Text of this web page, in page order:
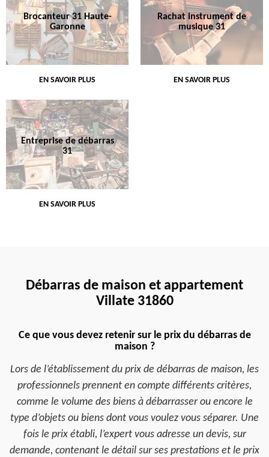
Brocanteur 31 Haute-
Garonne
EN SAVOIR PLUS
Rachat instrument de
musique 31
EN SAVOIR PLUS
Entreprise de débarras
31
EN SAVOIR PLUS
Débarras de maison et appartement
Villate 31860
Ce que vous devez retenir sur le prix du débarras de
maison ?
Lors de l’établissement du prix de débarras de maison, les
professionnels prennent en compte différents critères,
comme le volume des biens à débarrasser ou encore le
type d’objets ou biens dont vous voulez vous séparer. Une
fois le prix établi, l’expert vous adresse un devis, sur
demande, contenant le détail sur ses prestations et le prix